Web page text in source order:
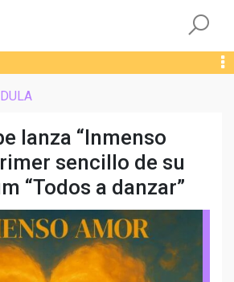
lanza “Inmenso
sencillo de su
“Todos a danzar”